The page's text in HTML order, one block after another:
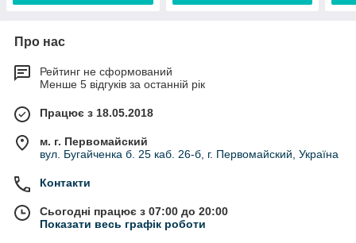
Про нас
Рейтинг не сформований
Менше 5 відгуків за останній рік
Працює з 18.05.2018
м. г. Первомайский
вул. Бугайченка б. 25 каб. 26-б, г. Первомайский, Україна
Контакти
Сьогодні працює з 07:00 до 20:00
Показати весь графік роботи